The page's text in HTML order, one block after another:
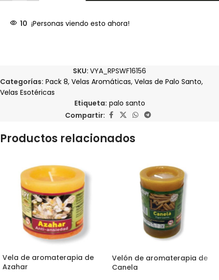
10 ¡Personas viendo esto ahora!
SKU: VYA_RPSWF16156
Categorías: Pack 8, Velas Aromáticas, Velas de Palo Santo,
Velas Esotéricas
Etiqueta: palo santo
Compartir:
Productos relacionados
Vela de aromaterapia de
Azahar
Velón de aromaterapia de
Canela